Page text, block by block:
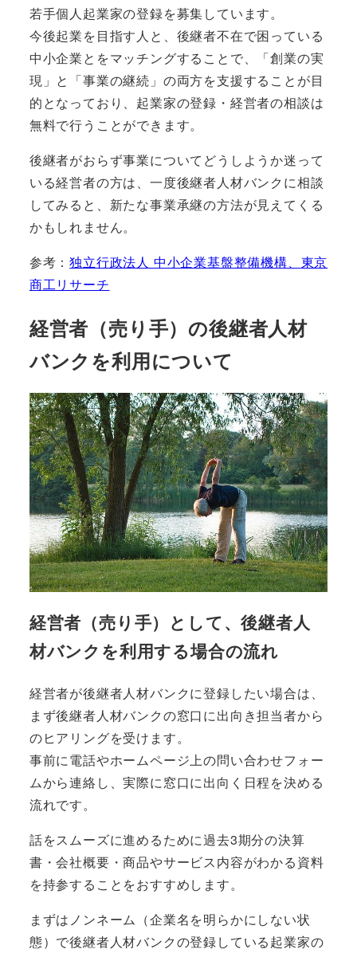
若手個人起業家の登録を募集しています。
今後起業を目指す人と、後継者不在で困っている
中小企業とをマッチングすることで、「創業の実
現」と「事業の継続」の両方を支援することが目
的となっており、起業家の登録・経営者の相談は
無料で行うことができます。
後継者がおらず事業についてどうしようか迷って
いる経営者の方は、一度後継者人材バンクに相談
してみると、新たな事業承継の方法が見えてくる
かもしれません。
参考：独立行政法人 中小企業基盤整備機構、 東京
商工リサーチ
経営者（売り手）の後継者人材
バンクを利用について
経営者（売り手）として、後継者人
材バンクを利用する場合の流れ
経営者が後継者人材バンクに登録したい場合は、
まず後継者人材バンクの窓口に出向き担当者から
のヒアリングを受けます。
事前に電話やホームページ上の問い合わせフォー
ムから連絡し、実際に窓口に出向く日程を決める
流れです。
話をスムーズに進めるために過去3期分の決算
書・会社概要・商品やサービス内容がわかる資料
を持参することをおすすめします。
まずは ノンネーム（企業名を明らかにしない状
態）で後継者人材バンクの登録している起業家の